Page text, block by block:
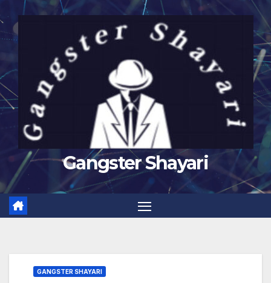
to
Gangster Shayari
GANGSTER SHAYARI